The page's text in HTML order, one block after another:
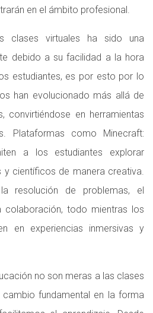
en el ámbito profesional.
clases virtuales ha sido una
debido a su facilidad a la hora
estudiantes, es por esto por lo
han evolucionado más allá de
convirtiéndose en herramientas
Plataformas como Minecraft:
a los estudiantes explorar
científicos de manera creativa.
resolución de problemas, el
colaboración, todo mientras los
en experiencias inmersivas y
no son meras a las clases
cambio fundamental en la forma